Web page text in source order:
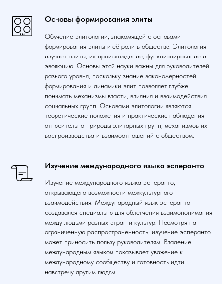
Основы формирования элиты
Обучение элитологии, знакомящей с основами
формирования элиты и её роли в обществе. Элитология
изучает элиты, их происхождение, функционирование и
эволюцию. Основы этой науки важны для руководителей
разного уровня, поскольку знание закономерностей
формирования и динамики элит позволяет глубже
понимать механизмы власти, влияния и взаимодействия
социальных групп. Основами элитологии являются
теоретические положения и практические наблюдения
относительно природы элитарных групп, механизмов их
воспроизводства и взаимоотношений с обществом.
Изучение международного языка эсперанто
Изучение международного языка эсперанто,
открывающего возможности межкультурного
взаимодействия. Международный язык эсперанто
создавался специально для облегчения взаимопонимания
между людьми разных стран и культур. Несмотря на
ограниченную распространенность, изучение эсперанто
может приносить пользу руководителям. Владение
международным языком показывает уважение к
международному сообществу и готовность идти
навстречу другим людям.